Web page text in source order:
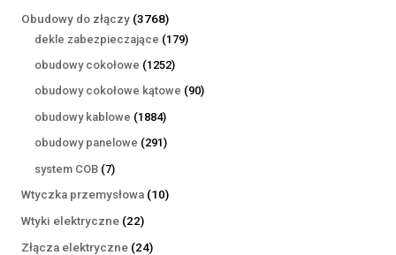
produktów
Obudowy do złączy 37683768
produktów
dekle zabezpieczające 179179
obudowy cokołowe 12521252
produkty
obudowy cokołowe kątowe 9090
obudowy kablowe 18841884
produkty
obudowy panelowe 291291
system COB 77
produktów
Wtyczka przemysłowa 1010
Wtyki elektryczne 2222
produkty
Złącza elektryczne 2424